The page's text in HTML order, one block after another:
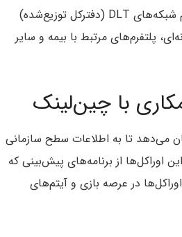
در تمام شبکه‌های DLT (دفترکل توزیع‌شده)
پلتفرم‌های مرتبط با بیمه و سایر
با چین‌لینک
می‌دهد تا به اطلاعات سطح سازمانی
اوراکل‌ها از برنامه‌های پیش‌بینی که
در عرصه بازی و آیتم‌های